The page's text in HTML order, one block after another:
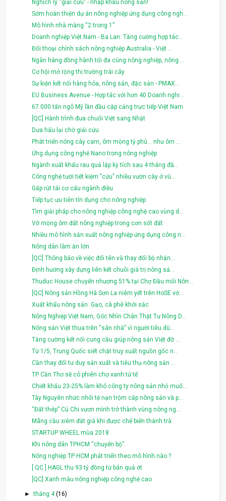
Nghịch lý “giải cứu” - nhập khẩu nông sản!
Sớm hoàn thiện dự án nông nghiệp ứng dụng công ngh...
Mô hình nhà màng “2 trong 1”
Doanh nghiệp Việt Nam - Ba Lan: Tăng cường hợp tác...
Đối thoại chính sách nông nghiệp Australia - Việt ...
Ngân hàng đồng hành tối đa cùng nông nghiệp, nông ...
Cơ hội mở rộng thị trường trái cây
Sự kiện kết nối hàng hóa, nông sản, đặc sản - PMAX...
EU Business Avenue - Hợp tác với hơn 40 Doanh nghi...
67.000 tấn ngô Mỹ lần đầu cập cảng trực tiếp Việt Nam
[QC] Hành trình đưa chuối Việt sang Nhật
Dưa hấu lại chờ giải cứu
Phát triển nóng cây cam, ôm mộng tỷ phú... như ôm ...
Ứng dụng công nghệ Nano trong nông nghiệp
Ngành xuất khẩu rau quả lập kỳ tích sau 4 tháng đầ...
Công nghệ tưới tiết kiệm "cứu" nhiều vườn cây ở vù...
Gấp rút tái cơ cấu ngành điều
Tiếp tục ưu tiên tín dụng cho nông nghiệp
Tìm giải pháp cho nông nghiệp công nghệ cao vùng d...
Vỡ mộng ôm đất nông nghiệp trong cơn sốt đất
Nhiều mô hình sản xuất nông nghiệp ứng dụng công n...
Nông dân làm ăn lớn
[QC] Thông báo về việc đổi tên và thay đổi bộ nhận...
Định hướng xây dựng liên kết chuỗi giá trị nông sả...
Thuduc House chuyển nhượng 51% tại Chợ Đầu mối Nôn...
[QC] Nông sản Hồng Hà Sơn La niêm yết trên HoSE vớ...
Xuất khẩu nông sản: Gạo, cà phê khởi sắc
Nông Nghiệp Việt Nam, Góc Nhìn Chân Thật Tư Nông D...
Nông sản Việt thua trên “sân nhà” vì người tiêu dù...
Tăng cường kết nối cung cầu giúp nông sản Việt đỡ ...
Từ 1/5, Trung Quốc siết chặt truy xuất nguồn gốc n...
Cần thay đổi tư duy sản xuất và tiêu thụ nông sản ...
TP Cần Thơ sẽ có phiên chợ xanh tử tế
Chiết khấu 23-25% làm khó công ty nông sản nhỏ muố...
Tây Nguyên nhức nhối tệ nạn trộm cắp nông sản và p...
“Đất thép” Củ Chi vươn mình trở thành vùng nông ng...
Mãng cầu xiêm đắt giá khi được chế biến thành trà
STARTUP WHEEL mùa 2018
Khi nông dân TPHCM “chuyển bộ”
Nông nghiệp TP HCM phát triển theo mô hình nào ?
[ QC ] HAGL thu 93 tỷ đồng từ bán quả ớt
[QC] Xanh màu nông nghiệp công nghệ cao
►tháng 4(16)